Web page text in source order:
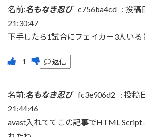
名前:名もなき忍び c756ba4cd : 投稿
21:30:47
下手したら1試合にフェイカー3人いる
返信
名前:名もなき忍び fc3e906d2 : 投稿
21:44:46
avast入れててこの記事で